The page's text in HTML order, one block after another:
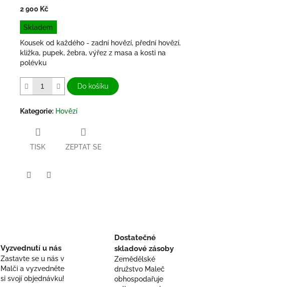
2 900 Kč
Měrná
cena:
Skladem
Kousek od každého - zadní hovězí, přední hovězí,
kližka, pupek, žebra, výřez z masa a kosti na
polévku
Do košíku
Kategorie: Hovězí
TISK ZEPTAT SE
Vyzvednutí u nás
Zastavte se u nás v
Malči a vyzvedněte
si svojí objednávku!
Dostatečné
skladové zásoby
Zemědělské
družstvo Maleč
obhospodařuje